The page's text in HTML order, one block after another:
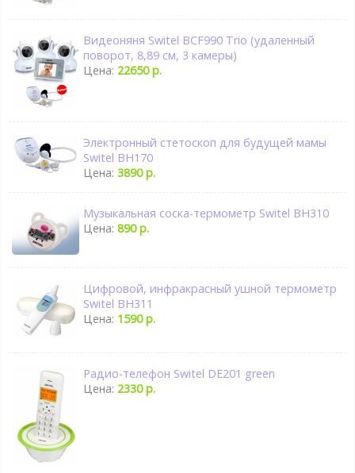
Видеоняня Switel BCF990 Trio (удаленный
поворот, 8,89 см, 3 камеры)
Цена: 22650 р.
Электронный стетоскоп для будущей мамы
Switel BH170
Цена:3890 р.
Музыкальная соска-термометр Switel BH310
Цена:890 р.
Цифровой, инфракрасный ушной термометр
Switel BH311
Цена: 1590 р.
Радио-телефон Switel DE201 green
Цена: 2330 р.